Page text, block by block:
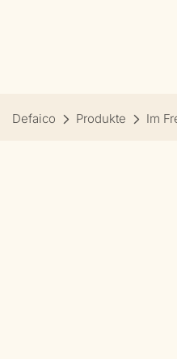
Defaico Produkte Im